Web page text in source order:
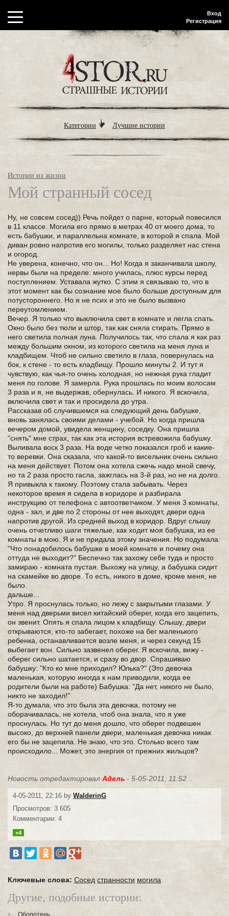
Вход
Регистрация
Категории Лучшие истории
Истории из жизни
Мой странный сосед
Ну, не совсем сосед)) Речь пойдет о парне, который повесился
в 11 классе. Могила его прямо в метрах 40 от моего дома, то
есть бабушки, и параллельна комнате, в которой я спала. Мой
диван ровно напротив его могилы, только разделяет нас стена
и огород.
Не уверена, конечно, что он... Но! Когда я заканчивала школу,
нервы были на пределе: много училась, плюс курсы перед
поступлением. Уставала жутко. С этим я связываю то, что в
этот момент как бы сознание мое было больше доступным для
потустороннего. Но я не псих и это не было вызвано
переутомлением.
Вечер. Я только что выключила свет в комнате и легла спать.
Окно было без тюли и штор, так как сняла стирать. Прямо в
него светила полная луна. Получилось так, что спала я как раз
между большим окном, из которого светила на меня луна и
кладбищем. Чтоб не сильно светило в глаза, повернулась на
бок, к стене - то есть кладбищу. Прошло минуты 2. И тут я
чувствую, как чья-то очень холодная, но нежная рука гладит
меня по голове. Я замерла. Рука прошлась по моим волосам
3 раза и я, не выдержав, обернулась. И никого. Я вскочила,
включила свет и так и просидела до утра.
Рассказав об случившемся на следующий день бабушке,
вновь занялась своими делами - учебой. Но когда пришла
вечером домой, увидела женщину, соседку. Она пришла
"снять" мне страх, так как эта история встревожила бабушку.
Выливала воск 3 раза. На воде четко показался гроб и какие-
то веревки. Она сказала, что какой-то висельник очень сильно
на меня действует. Потом она хотела сжечь надо мной свечу,
но та 2 раза просто гасла, зажглась на 3-й раз, но не на долго.
Я привыкла к такому. Поэтому стала забывать. Через
некоторое время я сидела в коридоре и разбирала
инструкцию от телефона с автоответчиком. У меня 3 комнаты,
одна - зал, и две по 2 стороны от нее выходят, двери одна
напротив другой. Из средней выход в коридор. Вдруг слышу
очень отчетливо шаги тяжелые, как ходит моя бабушка, из ее
комнаты в мою. Я и не придала этому значения. Но подумала:
"Что понадобилось бабушке в моей комнате и почему она
оттуда не выходит?" Беспечно так захожу себе туда и просто
замираю - комната пустая. Выхожу на улицу, а бабушка сидит
на скамейке во дворе. То есть, никого в доме, кроме меня, не
было.
дальше...
Утро. Я проснулась только, но лежу с закрытыми глазами. У
меня над дверьми висел китайский оберег, когда его зацепить,
он звенит. Опять я спала лицом к кладбищу. Слышу, двери
открываются, кто-то забегает, похоже на бег маленького
ребенка, останавливается возле меня, и через секунд 15
выбегает вон. Сильно зазвенел оберег. Я вскочила, вижу -
оберег сильно шатается, и сразу во двор. Спрашиваю
бабушку: "Кто ко мне приходил? Юлька?" (Это девочка
маленькая, которую иногда к нам приводили, когда ее
родители были на работе) Бабушка: "Да нет, никого не было,
никто не заходил!"
Я-то думала, что это была эта девочка, потому не
оборачивалась, не хотела, чтоб она знала, что я уже
проснулась. Но тут до меня дошло, что оберег подвешен
высоко, до верхней панели двери, маленькая девочка никак
его бы не зацепила. Не знаю, что это. Столько всего там
происходило... Может, это энергия от прежних жильцов?
Новость отредактировал Адель - 5-05-2011, 11:52
4-05-2011, 22:16 by WalderinG
Просмотров: 3 605
Комментарии: 4
+4
Ключевые слова: Сосед странности могила
Другие, подобные истории:
Оборотень